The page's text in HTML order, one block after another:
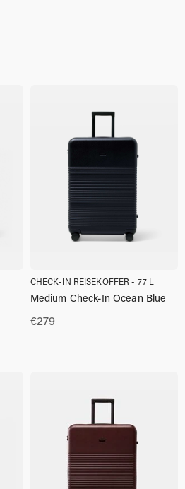
CHECK-IN REISEKOFFER - 77 L
€279
Medium Check-In Ocean Blue